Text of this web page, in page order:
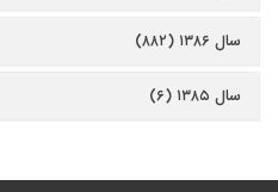
سال ۱۳۸۶ (۸۸۲)
سال ۱۳۸۵ (۶)